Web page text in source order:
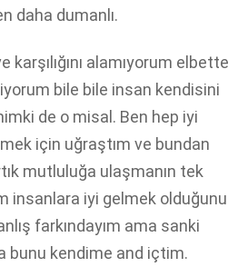
daha dumanlı.
alamıyorum elbette
bile bile insan kendisini
de o misal. Ben hep iyi
için uğraştım ve bundan
mutluluğa ulaşmanın tek
insanlara iyi gelmek olduğunu
farkındayım ama sanki
bunu kendime and içtim.